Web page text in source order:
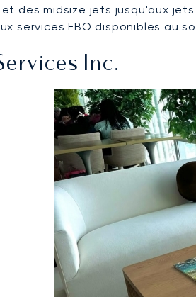
des midsize jets jusqu'aux
services FBO disponibles au
Inc.